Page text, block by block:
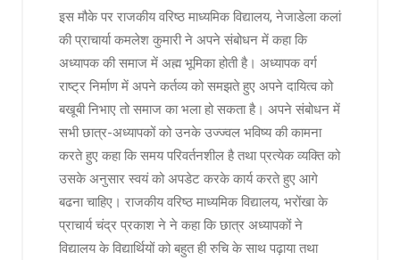
इस मौके पर राजकीय वरिष्ठ माध्यमिक विद्यालय, नेजाडेला कलां
की प्राचार्या कमलेश कुमारी ने अपने संबोधन में कहा कि
अध्यापक की समाज में अह्म भूमिका होती है। अध्यापक वर्ग
राष्ट्र निर्माण में अपने कर्तव्य को समझते हुए अपने दायित्व को
बखूबी निभाए तो समाज का भला हो सकता है। अपने संबोधन में
सभी छात्र-अध्यापकों को उनके उज्ज्वल भविष्य की कामना
करते हुए कहा कि समय परिवर्तनशील है तथा प्रत्येक व्यक्ति को
उसके अनुसार स्वयं को अपडेट करके कार्य करते हुए आगे
बढना चाहिए। राजकीय वरिष्ठ माध्यमिक विद्यालय, भरोंखा के
प्राचार्य चंद्र प्रकाश ने ने कहा कि छात्र अध्यापकों ने
विद्यालय के विद्यार्थियों को बहुत ही रुचि के साथ पढ़ाया तथा